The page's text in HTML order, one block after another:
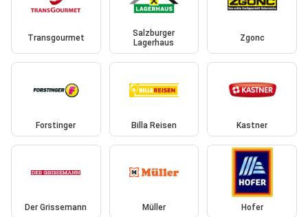
Transgourmet
Salzburger
Lagerhaus
Zgonc
Forstinger Billa Reisen Kastner
Der Grissemann Müller Hofer